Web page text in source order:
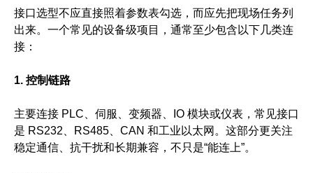
接口选型不应直接照着参数表勾选，而应先把现场任务列
出来。一个常见的设备级项目，通常至少包含以下几类连
接：
1. 控制链路
主要连接 PLC、伺服、变频器、IO 模块或仪表，常见接口
是 RS232、RS485、CAN 和工业以太网。这部分更关注
稳定通信、抗干扰和长期兼容，不只是“能连上”。